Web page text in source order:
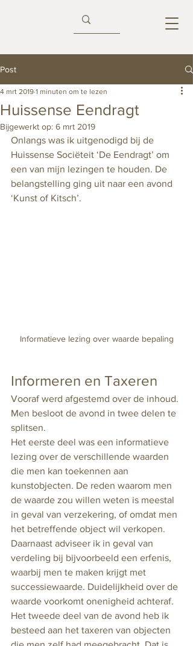
Post
Huissense Eendragt
4 mrt 2019 1 minuten om te lezen
Bijgewerkt op: 6 mrt 2019
Onlangs was ik uitgenodigd bij de
Huissense Sociëteit ‘De Eendragt’ om
een van mijn lezingen te houden. De
belangstelling ging uit naar een avond
‘Kunst of Kitsch’.
Informatieve lezing over waarde bepaling
Informeren en Taxeren
Vooraf werd afgestemd over de inhoud.
Men besloot de avond in twee delen te
splitsen.
Het eerste deel was een informatieve
lezing over de verschillende waarden
die men kan toekennen aan
kunstobjecten. De reden waarom men
de waarde zou willen weten is meestal
in geval van verzekering, of omdat men
het betreffende object wil verkopen.
Daarnaast adviseer ik in geval van
verdeling bij bijvoorbeeld een erfenis,
waarbij men te maken krijgt met
successiewaarde. Duidelijkheid over de
waarde voorkomt onenigheid achteraf.
Het tweede deel van de avond heb ik
besteed aan het taxeren van objecten